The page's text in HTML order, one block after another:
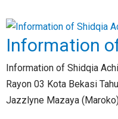
Information
Information of Shidqia
Rayon 03 Kota Bekasi
Jazzlyne Mazaya